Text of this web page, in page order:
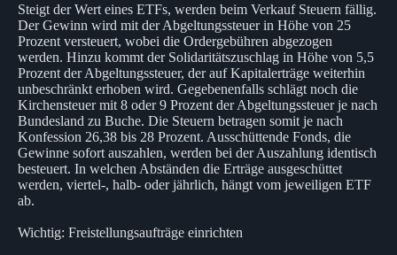
Steigt der Wert eines ETFs, werden beim Verkauf Steuern fällig.
Der Gewinn wird mit der Abgeltungssteuer in Höhe von 25
Prozent versteuert, wobei die Ordergebühren abgezogen
werden. Hinzu kommt der Solidaritätszuschlag in Höhe von 5,5
Prozent der Abgeltungssteuer, der auf Kapitalerträge weiterhin
unbeschränkt erhoben wird. Gegebenenfalls schlägt noch die
Kirchensteuer mit 8 oder 9 Prozent der Abgeltungssteuer je nach
Bundesland zu Buche. Die Steuern betragen somit je nach
Konfession 26,38 bis 28 Prozent. Ausschüttende Fonds, die
Gewinne sofort auszahlen, werden bei der Auszahlung identisch
besteuert. In welchen Abständen die Erträge ausgeschüttet
werden, viertel-, halb- oder jährlich, hängt vom jeweiligen ETF
ab.
Wichtig: Freistellungsaufträge einrichten